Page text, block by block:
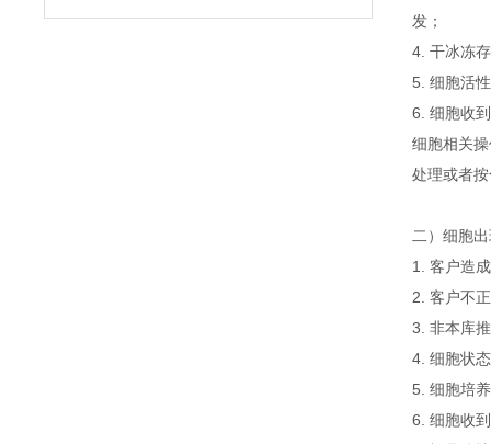
发；
4. 干冰冻
5. 细胞活
6. 细胞收
细胞相关
处理或者
二）细胞
1. 客户造
2. 客户不
3. 非本库
4. 细胞状
5. 细胞培
6. 细胞收